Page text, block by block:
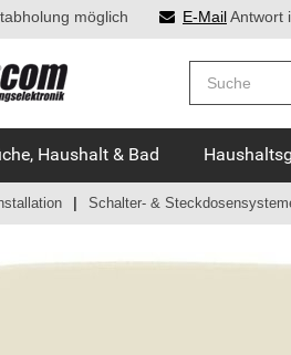
möglich E-MailAntwort
Haushalt & Bad
Schalter- &